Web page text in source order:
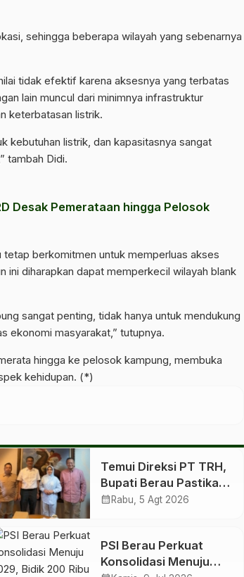
sehingga beberapa wilayah yang sebenarnya
tidak efektif karena aksesnya yang terbatas
lain muncul dari minimnya infrastruktur
keterbatasan listrik.
kebutuhan listrik, dan kapasitasnya sangat
tambah Didi.
Desak Pemerataan hingga Pelosok
berkomitmen untuk memperluas akses
ini diharapkan dapat memperkecil wilayah blank
sangat penting, tidak hanya untuk mendukung
ekonomi masyarakat,” tutupnya.
hingga ke pelosok kampung, membuka
kehidupan. (*)
Temui Direksi PT TRH,
Bupati Berau Pastikan
Ruang Kelas Baru
calendar_month Rabu, 5 Agt 2026
PSI Berau Perkuat
Konsolidasi Menuju